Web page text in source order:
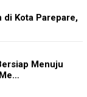
di Kota Parepare,
Menuju